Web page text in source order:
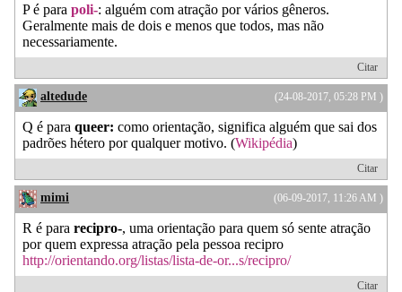
P é para poli-: alguém com atração por vários gêneros.
Geralmente mais de dois e menos que todos, mas não
necessariamente.
Citar
(24-08-2017, 05:28 PM )
altedude
Q é para queer: como orientação, significa alguém que sai dos
padrões hétero por qualquer motivo. (Wikipédia)
Citar
(06-09-2017, 11:26 AM )
mimi
R é para recipro-, uma orientação para quem só sente atração
por quem expressa atração pela pessoa recipro
http://orientando.org/listas/lista-de-or...s/recipro/
Citar